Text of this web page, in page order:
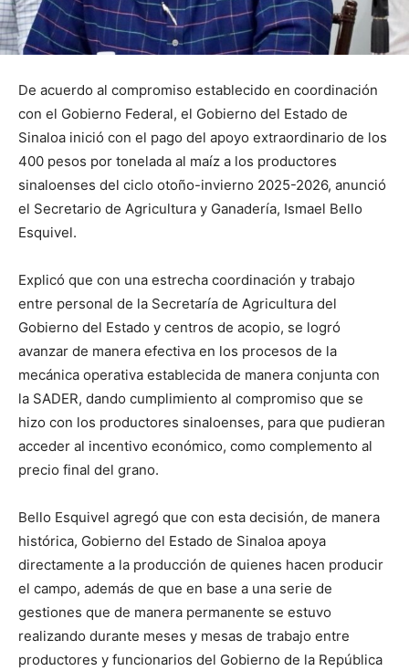
De acuerdo al compromiso establecido en coordinación
con el Gobierno Federal, el Gobierno del Estado de
Sinaloa inició con el pago del apoyo extraordinario de los
400 pesos por tonelada al maíz a los productores
sinaloenses del ciclo otoño-invierno 2025-2026, anunció
el Secretario de Agricultura y Ganadería, Ismael Bello
Esquivel.
Explicó que con una estrecha coordinación y trabajo
entre personal de la Secretaría de Agricultura del
Gobierno del Estado y centros de acopio, se logró
avanzar de manera efectiva en los procesos de la
mecánica operativa establecida de manera conjunta con
la SADER, dando cumplimiento al compromiso que se
hizo con los productores sinaloenses, para que pudieran
acceder al incentivo económico, como complemento al
precio final del grano.
Bello Esquivel agregó que con esta decisión, de manera
histórica, Gobierno del Estado de Sinaloa apoya
directamente a la producción de quienes hacen producir
el campo, además de que en base a una serie de
gestiones que de manera permanente se estuvo
realizando durante meses y mesas de trabajo entre
productores y funcionarios del Gobierno de la República